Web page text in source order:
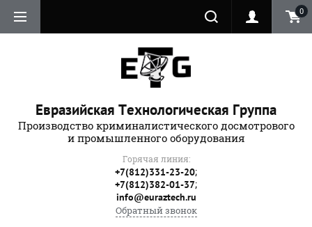
0
Евразийская Технологическая Группа
Производство криминалистического досмотрового
и промышленного оборудования
Горячая линия:
+7(812)331-23-20;
+7(812)382-01-37;
info@euraztech.ru
Обратный звонок